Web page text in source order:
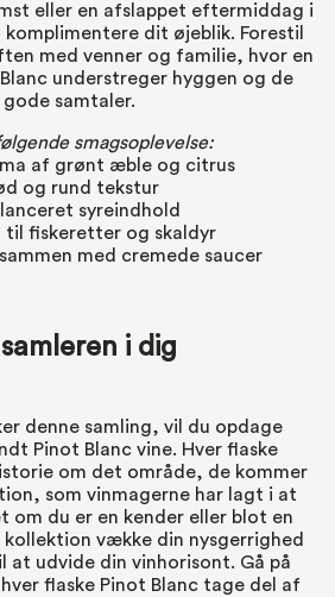
eller en afslappet eftermiddag i
komplimentere dit øjeblik. Forestil
med venner og familie, hvor en
understreger hyggen og de
gode samtaler.
smagsoplevelse:
af grønt æble og citrus
og rund tekstur
syreindhold
til fiskeretter og skaldyr
med cremede saucer
samleren i dig
denne samling, vil du opdage
Pinot Blanc vine. Hver flaske
om det område, de kommer
som vinmagerne har lagt i at
om du er en kender eller blot en
kollektion vække din nysgerrighed
at udvide din vinhorisont. Gå på
flaske Pinot Blanc tage del af